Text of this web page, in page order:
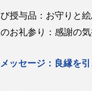
授与品：お守りと
お礼参り：感謝の
ッセージ：良縁を